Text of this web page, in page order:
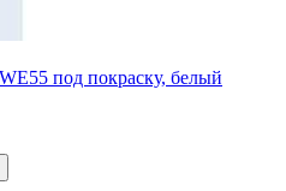
под покраску, белый